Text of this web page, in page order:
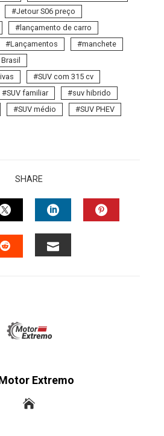
Jetour S06 preço
lançamento de carro
Lançamentos
manchete
SUV com 315 cv
SUV familiar
suv hibrido
SUV médio
SUV PHEV
SHARE
TWITTERLINKEDIN
Extremo